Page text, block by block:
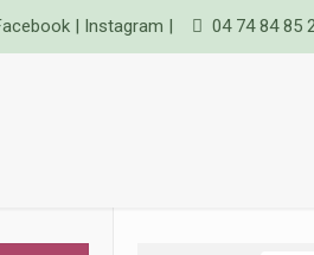
| Instagram | 04 74 84 85